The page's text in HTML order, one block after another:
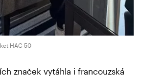
HAC 50
značek vytáhla i francouzská